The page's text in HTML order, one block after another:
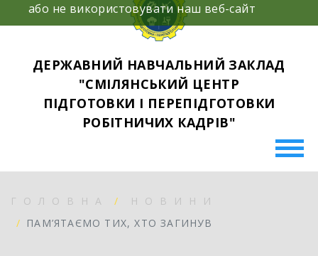
ДЕРЖАВНИЙ НАВЧАЛЬНИЙ ЗАКЛАД
"СМІЛЯНСЬКИЙ ЦЕНТР
ПІДГОТОВКИ І ПЕРЕПІДГОТОВКИ
РОБІТНИЧИХ КАДРІВ"
ГОЛОВНА
НОВИНИ
ПАМ’ЯТАЄМО ТИХ, ХТО ЗАГИНУВ
або не використовувати наш веб-сайт